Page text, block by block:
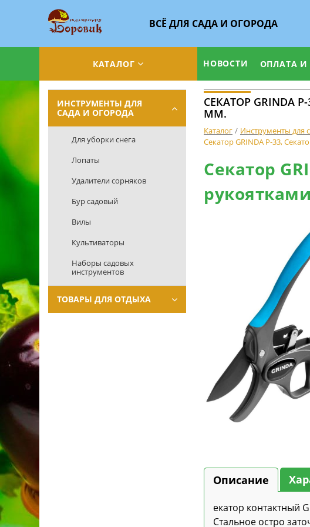
ВСЁ ДЛЯ САДА И ОГОРОДА
КАТАЛОГ НОВОСТИ ОПЛАТА И
ИНСТРУМЕНТЫ ДЛЯ
САДА И ОГОРОДА
Для уборки снега
Лопаты
Удалители сорняков
Бур садовый
Вилы
Культиваторы
Наборы садовых
инструментов
ТОВАРЫ ДЛЯ ОТДЫХА
СЕКАТОР
ММ.
Каталог Инструменты для
Секатор GRINDA Р-33,
Секатор
Описание
екатор контактный
Стальное остро